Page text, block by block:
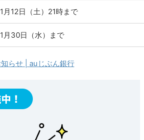
月12日（土）21時まで
月30日（水）まで
らせ | auじぶん銀行